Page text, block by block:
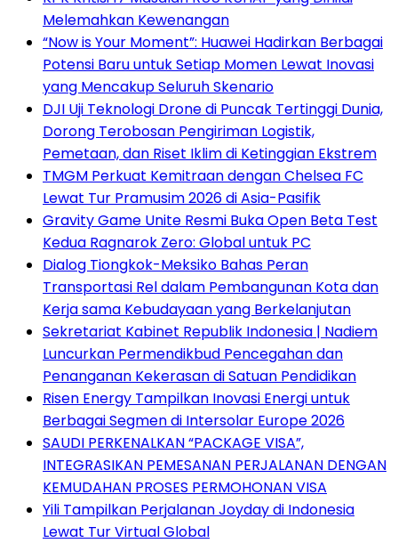
Melemahkan Kewenangan
“Now is Your Moment”: Huawei Hadirkan Berbagai
Potensi Baru untuk Setiap Momen Lewat Inovasi
yang Mencakup Seluruh Skenario
DJI Uji Teknologi Drone di Puncak Tertinggi Dunia,
Dorong Terobosan Pengiriman Logistik,
Pemetaan, dan Riset Iklim di Ketinggian Ekstrem
TMGM Perkuat Kemitraan dengan Chelsea FC
Lewat Tur Pramusim 2026 di Asia-Pasifik
Gravity Game Unite Resmi Buka Open Beta Test
Kedua Ragnarok Zero: Global untuk PC
Dialog Tiongkok-Meksiko Bahas Peran
Transportasi Rel dalam Pembangunan Kota dan
Kerja sama Kebudayaan yang Berkelanjutan
Sekretariat Kabinet Republik Indonesia | Nadiem
Luncurkan Permendikbud Pencegahan dan
Penanganan Kekerasan di Satuan Pendidikan
Risen Energy Tampilkan Inovasi Energi untuk
Berbagai Segmen di Intersolar Europe 2026
SAUDI PERKENALKAN “PACKAGE VISA”,
INTEGRASIKAN PEMESANAN PERJALANAN DENGAN
KEMUDAHAN PROSES PERMOHONAN VISA
Yili Tampilkan Perjalanan Joyday di Indonesia
Lewat Tur Virtual Global